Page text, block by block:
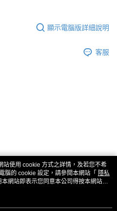
顯示電腦版詳細說明
客服
使用 cookie 方式之詳情，及若您不希
腦的 cookie 設定，請參閱本網站「 隱私
網站即表示您同意本公司得按本網站使